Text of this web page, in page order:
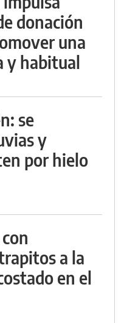
donación
una
y habitual
se
y
por hielo
a la
en el